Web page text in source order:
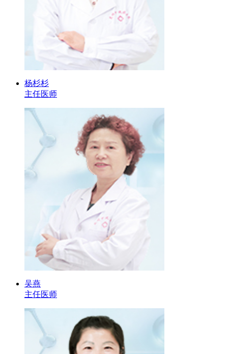
杨杉杉
主任医师
吴燕
主任医师